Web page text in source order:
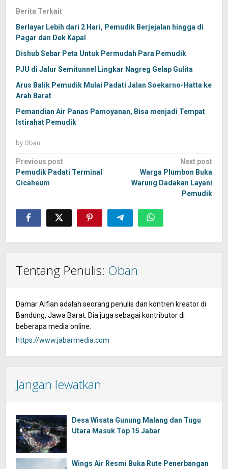
Berita Terkait
Berlayar Lebih dari 2 Hari, Pemudik Berjejalan hingga di
Pagar dan Dek Kapal
Dishub Sebar Peta Untuk Permudah Para Pemudik
PJU di Jalur Semitunnel Lingkar Nagreg Gelap Gulita
Arus Balik Pemudik Mulai Padati Jalan Soekarno-Hatta ke
Arah Barat
Pemandian Air Panas Pamoyanan, Bisa menjadi Tempat
Istirahat Pemudik
by Oban
Post
navigation
Previous post
Pemudik Padati Terminal
Cicaheum
Next post
Warga Plumbon Buka
Warung Dadakan Layani
Pemudik
Tentang Penulis: Oban
Damar Alfian adalah seorang penulis dan kontren kreator di
Bandung, Jawa Barat. Dia juga sebagai kontributor di
beberapa media online.
https://www.jabarmedia.com
Jangan lewatkan
Desa Wisata Gunung Malang dan Tugu
Utara Masuk Top 15 Jabar
Wings Air Resmi Buka Rute Penerbangan